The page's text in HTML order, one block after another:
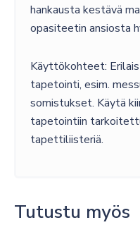
hankausta kestävä
opasiteetin ansiosta
Käyttökohteet:
tapetointi, esim.
somistukset. Käytä
tapetointiin
tapettiliisteriä.
Tutustu myös